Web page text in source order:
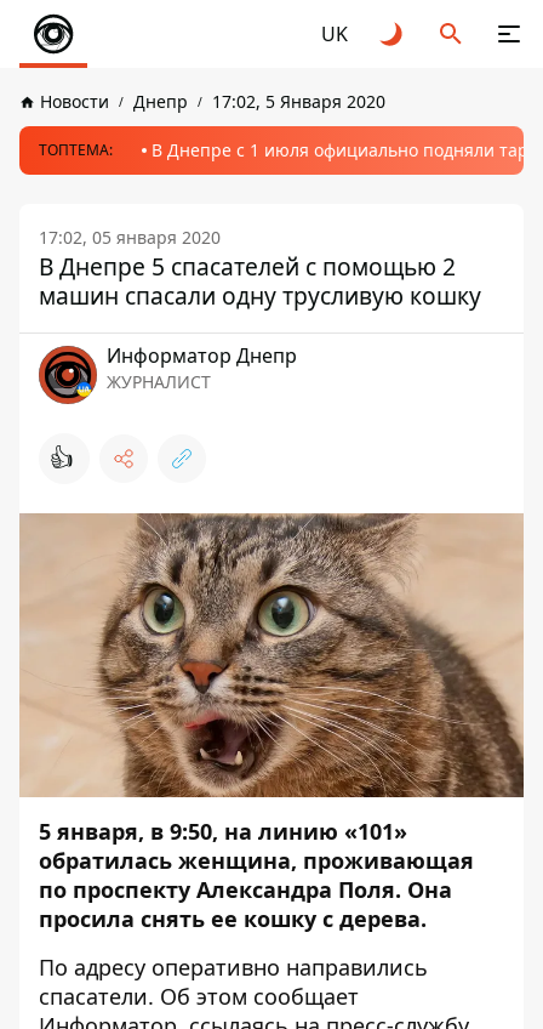
UK
Новости Днепр 17:02, 5 Января 2020
ТОПТЕМА: В Днепре с 1 июля официально подняли
17:02, 05 января 2020
В Днепре 5 спасателей с помощью 2
машин спасали одну трусливую кошку
Информатор Днепр
ЖУРНАЛИСТ
👍
5 января, в 9:50, на линию «101»
обратилась женщина, проживающая
по проспекту Александра Поля. Она
просила снять ее кошку с дерева.
По адресу оперативно направились
спасатели. Об этом сообщает